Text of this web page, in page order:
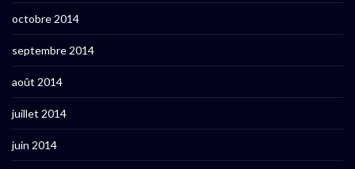
octobre 2014
septembre 2014
août 2014
juillet 2014
juin 2014